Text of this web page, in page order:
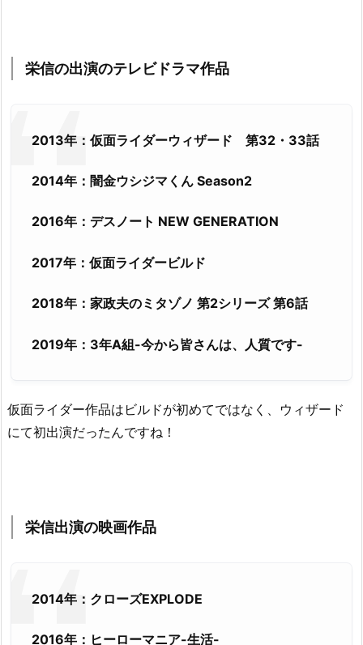
栄信の出演のテレビドラマ作品
2013年：仮面ライダーウィザード 第32・33話
2014年：闇金ウシジマくん Season2
2016年：デスノート NEW GENERATION
2017年：仮面ライダービルド
2018年：家政夫のミタゾノ 第2シリーズ 第6話
2019年：3年A組-今から皆さんは、人質です-
仮面ライダー作品はビルドが初めてではなく、ウィザード
にて初出演だったんですね！
栄信出演の映画作品
2014年：クローズEXPLODE
2016年：ヒーローマニア-生活-